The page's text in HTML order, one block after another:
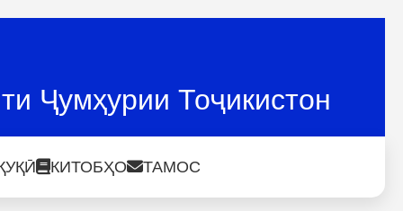
Ҷумҳурии Тоҷикистон
КИТОБҲО ТАМОС